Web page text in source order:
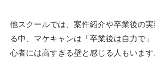
他スクールでは、案件紹介や卒業後の
る中、マケキャンは「卒業後は自力で
心者には高すぎる壁と感じる人もいます